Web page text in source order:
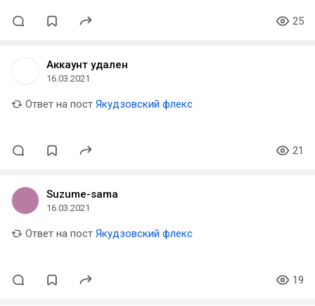
25
Аккаунт удален
16.03.2021
Ответ на пост Якудзовский флекс
21
Suzume-sama
16.03.2021
Ответ на пост Якудзовский флекс
19